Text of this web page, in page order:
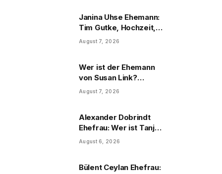
Janina Uhse Ehemann:
Tim Gutke, Hochzeit,
Sohn und Familie
August 7, 2026
Wer ist der Ehemann
von Susan Link?
Wolfgang Link, Beruf
August 7, 2026
Alexander Dobrindt
Ehefrau: Wer ist Tanja
Käser?
August 6, 2026
Bülent Ceylan Ehefrau: